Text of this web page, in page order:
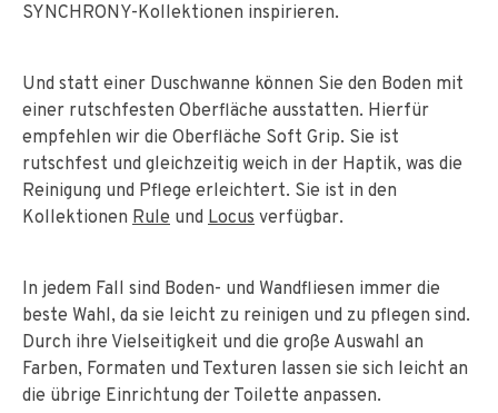
SYNCHRONY-Kollektionen inspirieren.
Und statt einer Duschwanne können Sie den Boden mit
einer rutschfesten Oberfläche ausstatten. Hierfür
empfehlen wir die Oberfläche Soft Grip. Sie ist
rutschfest und gleichzeitig weich in der Haptik, was die
Reinigung und Pflege erleichtert. Sie ist in den
Kollektionen Rule und Locus verfügbar.
In jedem Fall sind Boden- und Wandfliesen immer die
beste Wahl, da sie leicht zu reinigen und zu pflegen sind.
Durch ihre Vielseitigkeit und die große Auswahl an
Farben, Formaten und Texturen lassen sie sich leicht an
die übrige Einrichtung der Toilette anpassen.